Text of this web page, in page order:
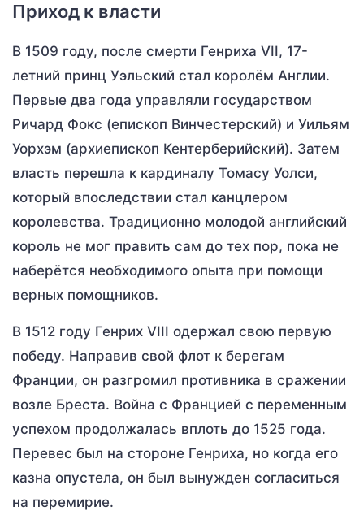
Приход к власти
В 1509 году, после смерти Генриха VII, 17-
летний принц Уэльский стал королём Англии.
Первые два года управляли государством
Ричард Фокс (епископ Винчестерский) и Уильям
Уорхэм (архиепископ Кентерберийский). Затем
власть перешла к кардиналу Томасу Уолси,
который впоследствии стал канцлером
королевства. Традиционно молодой английский
король не мог править сам до тех пор, пока не
наберётся необходимого опыта при помощи
верных помощников.
В 1512 году Генрих VIII одержал свою первую
победу. Направив свой флот к берегам
Франции, он разгромил противника в сражении
возле Бреста. Война с Францией с переменным
успехом продолжалась вплоть до 1525 года.
Перевес был на стороне Генриха, но когда его
казна опустела, он был вынужден согласиться
на перемирие.